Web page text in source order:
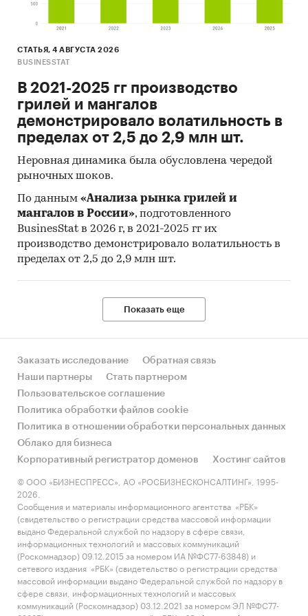
СТАТЬЯ, 4 АВГУСТА 2026
BUSINESSTAT
В 2021-2025 гг производство
грилей и мангалов
демонстрировало волатильность в
пределах от 2,5 до 2,9 млн шт.
Неровная динамика была обусловлена чередой
рыночных шоков.
По данным «Анализа рынка грилей и
мангалов в России», подготовленного
BusinesStat в 2026 г, в 2021-2025 гг их
производство демонстрировало волатильность в
пределах от 2,5 до 2,9 млн шт.
Показать еще
Заказать исследование
Обратная связь
Наши партнеры
Стать партнером
Пользовательское соглашение
Политика обработки файлов cookie
Политика в отношении обработки персональных данных
Облако для бизнеса
Корпоративный регистратор доменов
Хостинг сайтов
© ООО «БИЗНЕСПРЕСС», АО «РОСБИЗНЕСКОНСАЛТИНГ», 1995-
2026.
Сообщения и материалы информационного агентства «РБК»
(свидетельство о регистрации средства массовой информации
выдано Федеральной службой по надзору в сфере связи,
информационных технологий и массовых коммуникаций
(Роскомнадзор) 09.12.2015 за номером ИА №ФС77-63848) и
сетевого издания «РБК» (свидетельство о регистрации средства
массовой информации выдано Федеральной службой по надзору в
сфере связи, информационных технологий и массовых
коммуникаций (Роскомнадзор) 03.12.2021 за номером ЭЛ №ФС77-